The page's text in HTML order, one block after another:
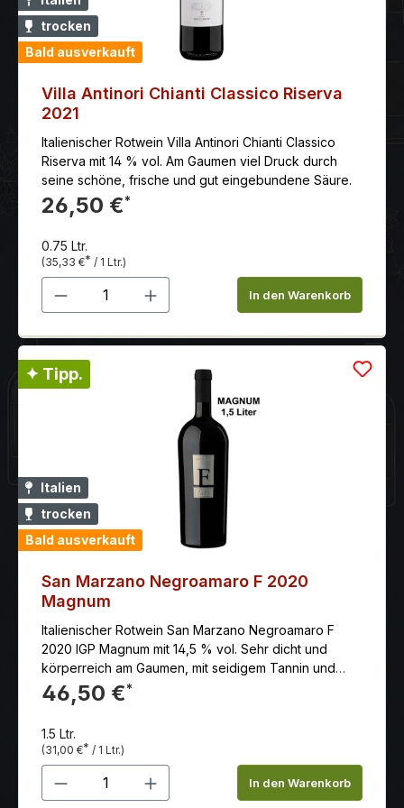
Vorspeisen, Wild und Braten. Serviertemperatur: 16°C
trocken
Bald ausverkauft
Villa Antinori Chianti Classico Riserva
2021
Italienischer Rotwein Villa Antinori Chianti Classico
Riserva mit 14 % vol. Am Gaumen viel Druck durch
seine schöne, frische und gut eingebundene Säure.
26,50 €*
0.75 Ltr.
(35,33 €* / 1 Ltr.)
Produkt Anzahl: Gib denIn den Warenkorb
✦ Tipp.
Italien
trocken
Bald ausverkauft
San Marzano Negroamaro F 2020
Magnum
Italienischer Rotwein San Marzano Negroamaro F
2020 IGP Magnum mit 14,5 % vol. Sehr dicht und
körperreich am Gaumen, mit seidigem Tannin und
sehr langem, aromatischem Nachhall. Anbaugebiet:
Italien - Apulien Jahrgang: 2020 Erzeuger: Feudi di
Reifegrad: genießen und lagerungsfähig Klima: Sehr
warmes, sonniges und trockenes Klima mit
regelmäßigem "Scirocco" (heißer Wind aus Afrika).
Dadurch kaum Pilz- und Insektenbefall, was
46,50 €*
1.5 Ltr.
(31,00 €* / 1 Ltr.)
Produkt Anzahl: Gib denIn den Warenkorb